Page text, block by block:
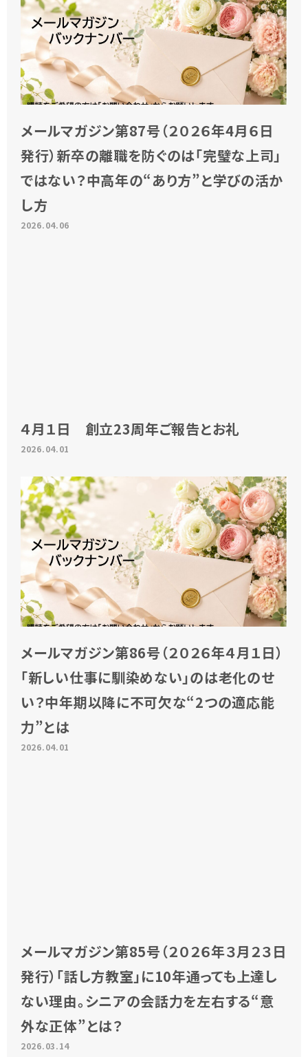
メールマガジン第87号（２０２６年4月６日
発行）新卒の離職を防ぐのは「完璧な上司」
ではない？中高年の“あり方”と学びの活か
し方
2026.04.06
４月１日 創立23周年ご報告とお礼
2026.04.01
メールマガジン第86号（２０２６年４月１日）
「新しい仕事に馴染めない」のは老化のせ
い？中年期以降に不可欠な“2つの適応能
力”とは
2026.04.01
メールマガジン第85号（２０２６年３月２３日
発行）「話し方教室」に10年通っても上達し
ない理由。シニアの会話力を左右する“意
外な正体”とは？
2026.03.14